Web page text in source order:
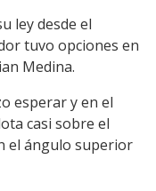
ley desde el
tuvo opciones en
Medina.
esperar y en el
casi sobre el
el ángulo superior